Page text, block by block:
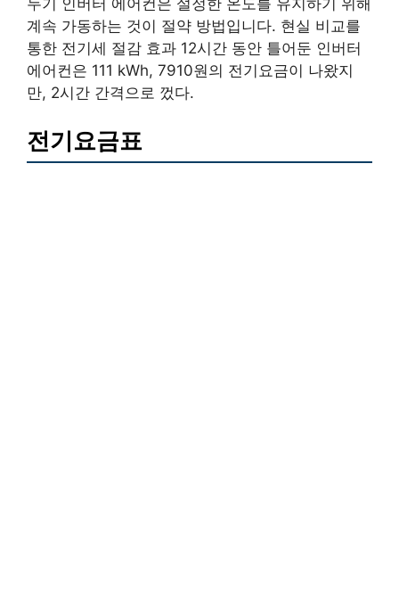
두기 인버터 에어컨은 설정한 온도를 유지하기 위해
계속 가동하는 것이 절약 방법입니다. 현실 비교를
통한 전기세 절감 효과 12시간 동안 틀어둔 인버터
에어컨은 111 kWh, 7910원의 전기요금이 나왔지
만, 2시간 간격으로 껐다.
전기요금표